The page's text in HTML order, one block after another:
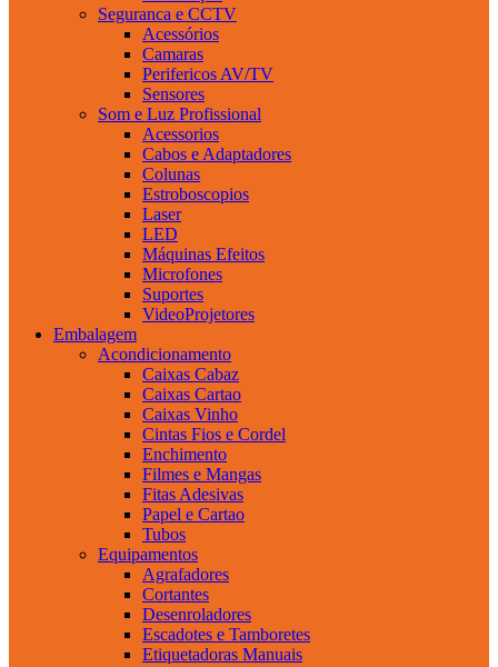
Seguranca e CCTV
Acessórios
Camaras
Perifericos AV/TV
Sensores
Som e Luz Profissional
Acessorios
Cabos e Adaptadores
Colunas
Estroboscopios
Laser
LED
Máquinas Efeitos
Microfones
Suportes
VideoProjetores
Embalagem
Acondicionamento
Caixas Cabaz
Caixas Cartao
Caixas Vinho
Cintas Fios e Cordel
Enchimento
Filmes e Mangas
Fitas Adesivas
Papel e Cartao
Tubos
Equipamentos
Agrafadores
Cortantes
Desenroladores
Escadotes e Tamboretes
Etiquetadoras Manuais